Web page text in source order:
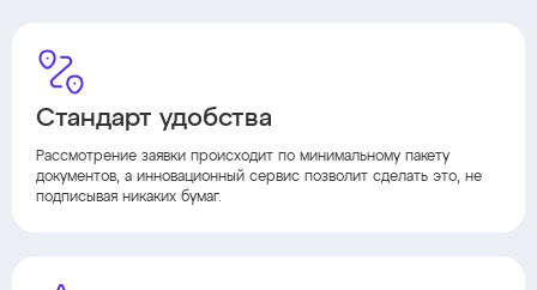
Стандарт удобства
Рассмотрение заявки происходит по минимальному пакету
документов, а инновационный сервис позволит сделать это, не
подписывая никаких бумаг.